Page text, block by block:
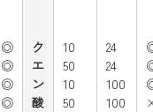
◎
◎
◎
◎
ク
エ
ン
酸
10
50
10
50
24
24
100
100